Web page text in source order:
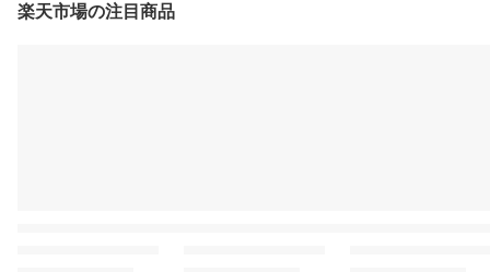
楽天市場の注目商品